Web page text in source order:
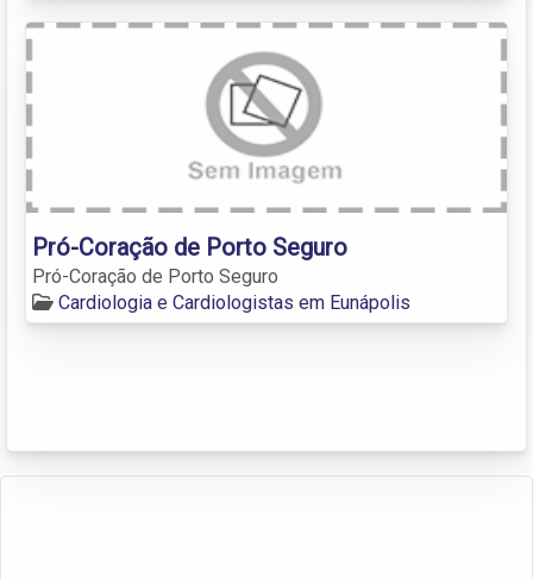
Pró-Coração de Porto Seguro
Pró-Coração de Porto Seguro
Cardiologia e Cardiologistas em Eunápolis